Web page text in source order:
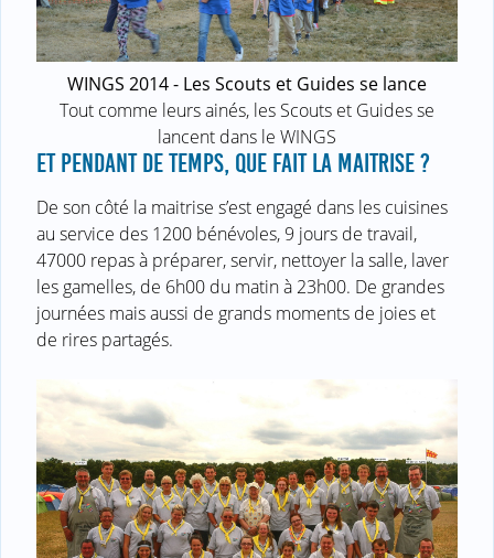
WINGS 2014 - Les Scouts et Guides se lance
Tout comme leurs ainés, les Scouts et Guides se
lancent dans le WINGS
ET PENDANT DE TEMPS, QUE FAIT LA MAITRISE ?
De son côté la maitrise s’est engagé dans les cuisines
au service des 1200 bénévoles, 9 jours de travail,
47000 repas à préparer, servir, nettoyer la salle, laver
les gamelles, de 6h00 du matin à 23h00. De grandes
journées mais aussi de grands moments de joies et
de rires partagés.